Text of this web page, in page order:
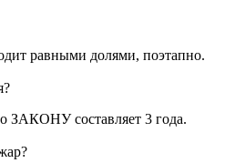
равными долями, поэтапно.
составляет 3 года.